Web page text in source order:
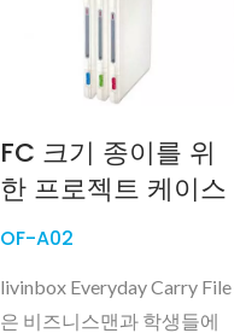
FC 크기 종이를 위
한 프로젝트 케이스
OF-A02
livinbox Everyday Carry File
은 비즈니스맨과 학생들에